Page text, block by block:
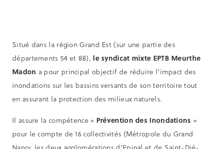
Situé dans la région Grand Est (sur une partie des
départements 54 et 88), le syndicat mixte EPTB Meurthe
Madon a pour principal objectif de réduire l’impact des
inondations sur les bassins versants de son territoire tout
en assurant la protection des milieux naturels.
Il assure la compétence « Prévention des Inondations »
pour le compte de 16 collectivités (Métropole du Grand